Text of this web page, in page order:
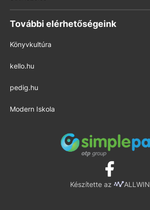
További elérhetőségeink
Könyvkultúra
kello.hu
pedig.hu
Modern Iskola
Készítette az ALLWIN